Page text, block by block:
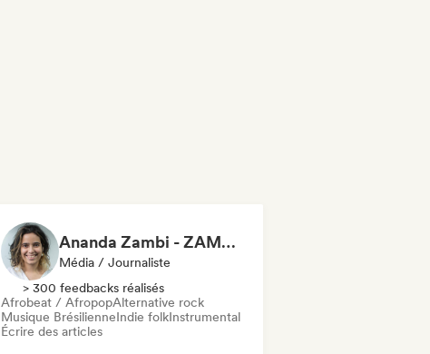
Ananda Zambi - ZAMBIDO BOM
Média / Journaliste
> 300 feedbacks réalisés
Afrobeat / AfropopAlternative rock
Musique BrésilienneIndie folkInstrumental
Écrire des articles